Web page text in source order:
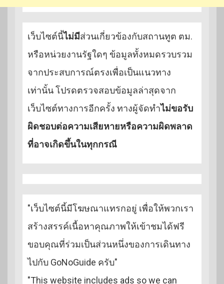
เว็บไซต์นี้ไม่มีส่วนเกี่ยวข้องกับสถานทูต ตม.
หรือหน่วยงานรัฐใดๆ ข้อมูลทั้งหมดรวบรวม
จากประสบการณ์ตรงเพื่อเป็นแนวทาง
เท่านั้น โปรดตรวจสอบข้อมูลล่าสุดจาก
เว็บไซต์ทางการอีกครั้ง ทางผู้จัดทำไม่ขอรับ
ผิดชอบต่อความเสียหายหรือความผิดพลาด
ที่อาจเกิดขึ้นในทุกกรณี
"เว็บไซต์นี้มีโฆษณาแทรกอยู่ เพื่อให้พวกเรา
สร้างสรรค์เนื้อหาคุณภาพให้เข้าชมได้ฟรี
ขอบคุณที่ร่วมเป็นส่วนหนึ่งของการเดินทาง
ไปกับ GoNoGuide ครับ"
"This website includes ads so we can